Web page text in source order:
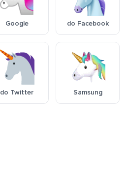
Google do Facebook
do Twitter Samsung